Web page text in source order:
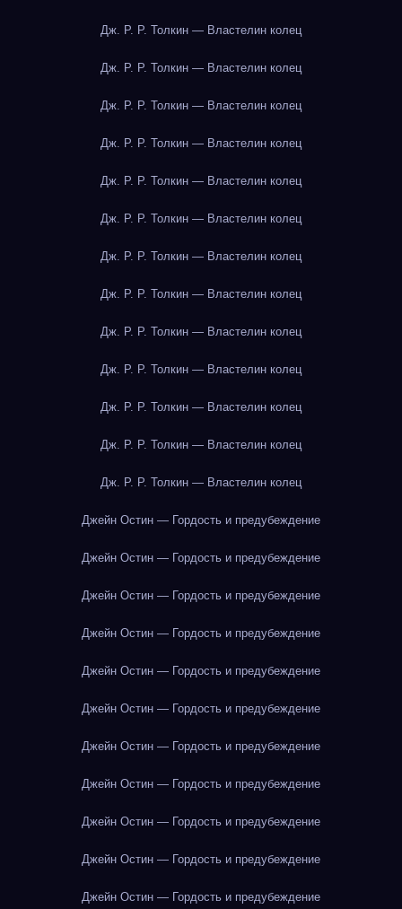
Дж. Р. Р. Толкин — Властелин колец
Дж. Р. Р. Толкин — Властелин колец
Дж. Р. Р. Толкин — Властелин колец
Дж. Р. Р. Толкин — Властелин колец
Дж. Р. Р. Толкин — Властелин колец
Дж. Р. Р. Толкин — Властелин колец
Дж. Р. Р. Толкин — Властелин колец
Дж. Р. Р. Толкин — Властелин колец
Дж. Р. Р. Толкин — Властелин колец
Дж. Р. Р. Толкин — Властелин колец
Дж. Р. Р. Толкин — Властелин колец
Дж. Р. Р. Толкин — Властелин колец
Дж. Р. Р. Толкин — Властелин колец
Джейн Остин — Гордость и предубеждение
Джейн Остин — Гордость и предубеждение
Джейн Остин — Гордость и предубеждение
Джейн Остин — Гордость и предубеждение
Джейн Остин — Гордость и предубеждение
Джейн Остин — Гордость и предубеждение
Джейн Остин — Гордость и предубеждение
Джейн Остин — Гордость и предубеждение
Джейн Остин — Гордость и предубеждение
Джейн Остин — Гордость и предубеждение
Джейн Остин — Гордость и предубеждение